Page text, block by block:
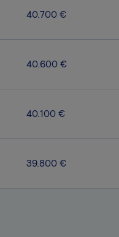
40.700 €
40.600 €
40.100 €
39.800 €